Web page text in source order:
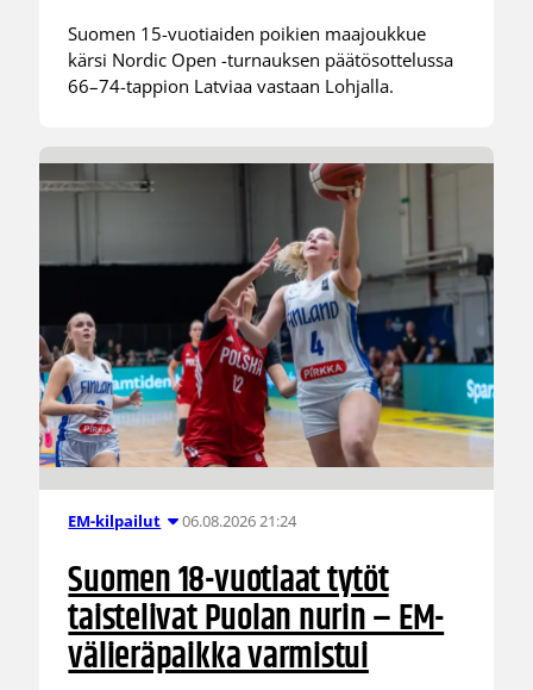
Suomen 15-vuotiaiden poikien maajoukkue
kärsi Nordic Open -turnauksen päätösottelussa
66–74-tappion Latviaa vastaan Lohjalla.
EM-kilpailut 06.08.2026 21:24
Suomen 18-vuotiaat tytöt
taistelivat Puolan nurin – EM-
välieräpaikka varmistui